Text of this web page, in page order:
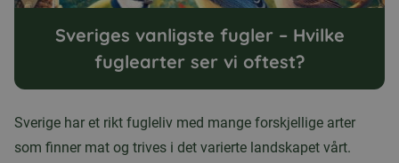
Sveriges vanligste fugler – Hvilke
fuglearter ser vi oftest?
Sverige har et rikt fugleliv med mange forskjellige arter
som finner mat og trives i det varierte landskapet vårt.